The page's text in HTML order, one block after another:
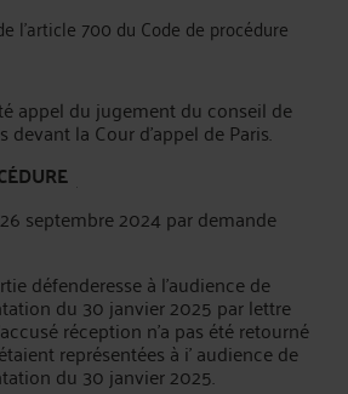
l'article 700 du Code de procédure
appel du jugement du conseil de
devant la Cour d’appel de Paris.
septembre 2024 par demande
défenderesse à l'audience de
du 30 janvier 2025 par lettre
réception n'a pas été retourné
représentées à i' audience de
du 30 janvier 2025.